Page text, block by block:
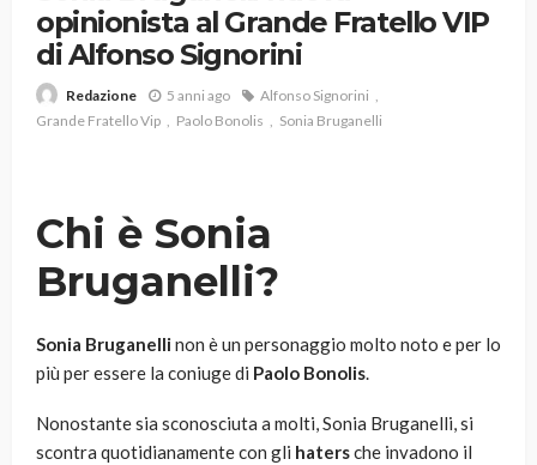
opinionista al Grande Fratello VIP
di Alfonso Signorini
Redazione 5 anni ago
Alfonso Signorini
Grande Fratello Vip
Paolo Bonolis Sonia Bruganelli
Chi è Sonia
Bruganelli?
Sonia Bruganellinon è un personaggio molto noto e per lo
più per essere la coniuge di Paolo Bonolis.
Nonostante sia sconosciuta a molti, Sonia Bruganelli, si
scontra quotidianamente con gli hatersche invadono il